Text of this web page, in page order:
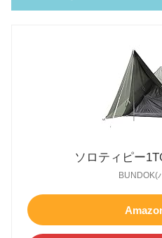
ソロティピー
BUNDOK(